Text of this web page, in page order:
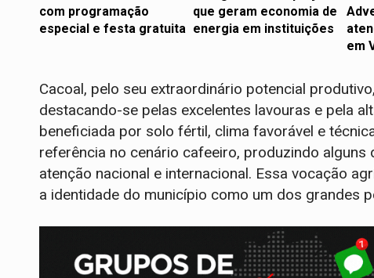
com programação
especial e festa gratuita
que geram economia de
energia em instituições
em
Cacoal, pelo seu extraordinário potencial
destacando-se pelas excelentes lavouras e pela
beneficiada por solo fértil, clima favorável e
referência no cenário cafeeiro, produzindo
atenção nacional e internacional. Essa vocação
a identidade do município como um dos grandes